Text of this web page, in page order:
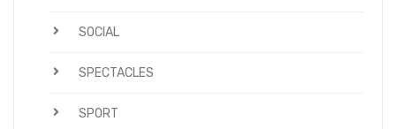
SOCIAL
SPECTACLES
SPORT